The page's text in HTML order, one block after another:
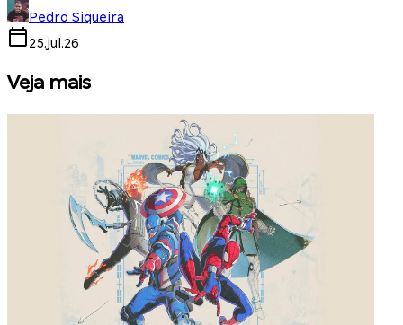
Pedro Siqueira
25.jul.26
Veja mais